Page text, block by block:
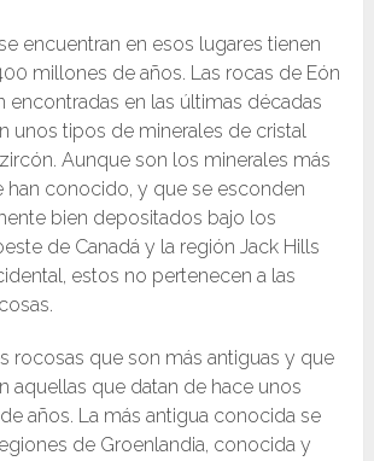
encuentran en esos lugares tienen
millones de años. Las rocas de Eón
encontradas en las últimas décadas
unos tipos de minerales de cristal
Aunque son los minerales más
han conocido, y que se esconden
bien depositados bajo los
de Canadá y la región Jack Hills
estos no pertenecen a las
rocosas que son más antiguas y que
aquellas que datan de hace unos
años. La más antigua conocida se
de Groenlandia, conocida y